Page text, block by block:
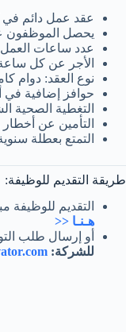
عقد عمل دائم في
يحصل الموظفون على 9000 دولار
عدد ساعات العمل في
الأجر عن كل
نوع العقد: دوام
حوافز إضافية في
التغطية الصحية
التأمين عن
التمتع بعطلة
طريقة التقديم للوظيفة:
التقديم
هـنـا <<
أو إرسال طلب
للشركة: